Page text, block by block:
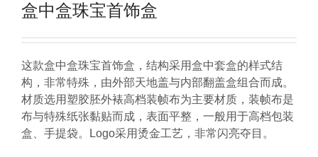
盒中盒珠宝首饰盒
这款盒中盒珠宝首饰盒，结构采用盒中套盒的样式结
构，非常特殊，由外部天地盖与内部翻盖盒组合而成。
材质选用塑胶胚外裱高档装帧布为主要材质，装帧布是
布与特殊纸张黏贴而成，表面平整，一般用于高档包装
盒、手提袋。Logo采用烫金工艺，非常闪亮夺目。